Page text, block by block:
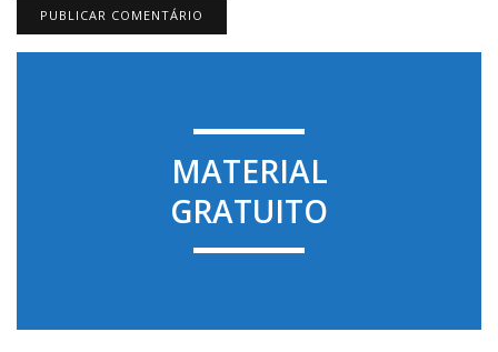
MATERIAL
GRATUITO